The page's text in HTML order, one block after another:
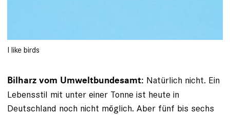
I like birds
Bilharz vom Umweltbundesamt: Natürlich nicht. Ein
­Lebensstil mit unter einer Tonne ist heute in
Deutschland noch nicht möglich. Aber fünf bis sechs